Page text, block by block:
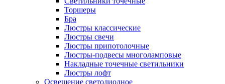
Торшеры
Бра
Люстры классические
Люстры свечи
Люстры припотолочные
Люстры-подвесы многоламповые
Накладные точечные светильники
Люстры лофт
Освещение светодиодное